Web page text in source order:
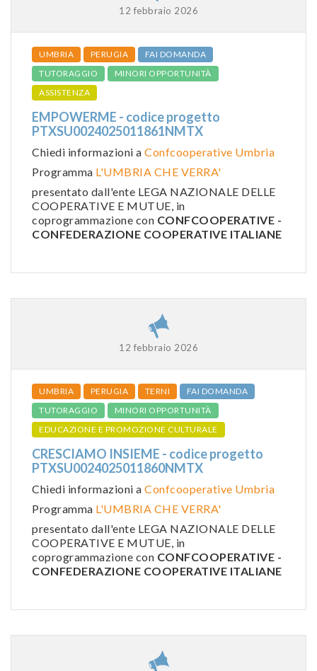
12 febbraio 2026
UMBRIA PERUGIA
FAI DOMANDA
TUTORAGGIO
MINORI OPPORTUNITÀ
ASSISTENZA
EMPOWERME - codice progetto
PTXSU0024025011861NMTX
Chiedi informazioni a Confcooperative Umbria
Programma L'UMBRIA CHE VERRA'
presentato dall'ente LEGA NAZIONALE DELLE
COOPERATIVE E MUTUE, in
coprogrammazione con CONFCOOPERATIVE -
CONFEDERAZIONE COOPERATIVE ITALIANE
12 febbraio 2026
UMBRIA PERUGIA TERNI
FAI DOMANDA
TUTORAGGIO
MINORI OPPORTUNITÀ
EDUCAZIONE E PROMOZIONE CULTURALE
CRESCIAMO INSIEME - codice progetto
PTXSU0024025011860NMTX
Chiedi informazioni a Confcooperative Umbria
Programma L'UMBRIA CHE VERRA'
presentato dall'ente LEGA NAZIONALE DELLE
COOPERATIVE E MUTUE, in
coprogrammazione con CONFCOOPERATIVE -
CONFEDERAZIONE COOPERATIVE ITALIANE